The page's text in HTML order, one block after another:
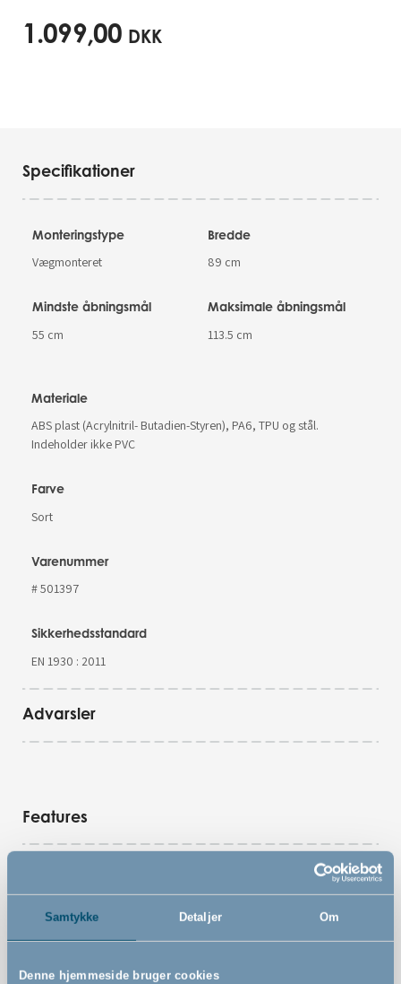
Samtykke Detaljer Om
Denne hjemmeside bruger cookies
1.099,00 DKK
Specifikationer
Monteringstype
Vægmonteret
Bredde
89 cm
Mindste åbningsmål
55 cm
Maksimale åbningsmål
113.5 cm
Materiale
ABS plast (Acrylnitril- Butadien-Styren), PA6, TPU og stål.
Indeholder ikke PVC
Farve
Sort
Varenummer
# 501397
Sikkerhedsstandard
EN 1930 : 2011
Advarsler
Features
Ekstra bred model af det populære BabyDan Guard Me
Automatisk foldbart design
Næsten usynlig, når den ikke er i brug
Betjenes nemt med kun én hånd